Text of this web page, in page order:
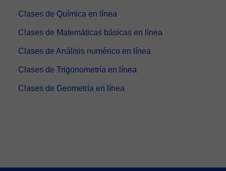
Clases de Química en línea
Clases de Matemáticas básicas en línea
Clases de Análisis numérico en línea
Clases de Trigonometría en línea
Clases de Geometría en línea